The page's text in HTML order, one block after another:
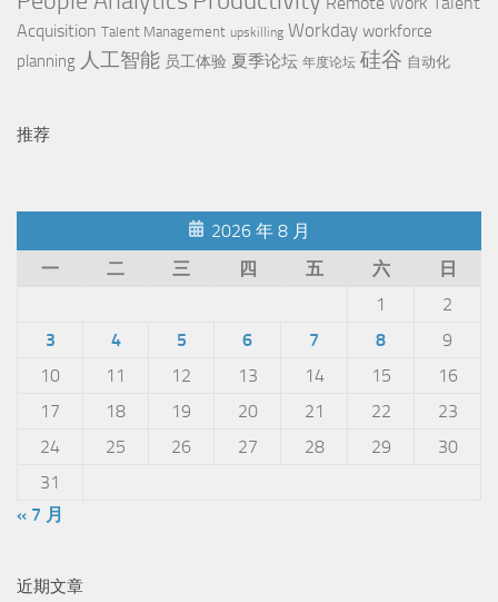
Acquisition Talent Management upskilling Workday workforce
planning 人工智能 员工体验 夏季论坛 年度论坛 硅谷 自动化
推荐
2026 年 8 月
一
二 三 四 五 六
日
1
2
3
4 5 6 7 8
9
10
11 12 13 14 15
16
17
18 19 20 21 22
23
24
25 26 27 28 29
30
31
« 7 月
近期文章